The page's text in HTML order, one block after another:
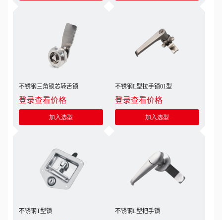
不锈钢三角锁芯转舌锁
登录查看价格
加入选型
不锈钢L型拉手锁01型
登录查看价格
加入选型
不锈钢T型锁 不锈钢L型把手锁